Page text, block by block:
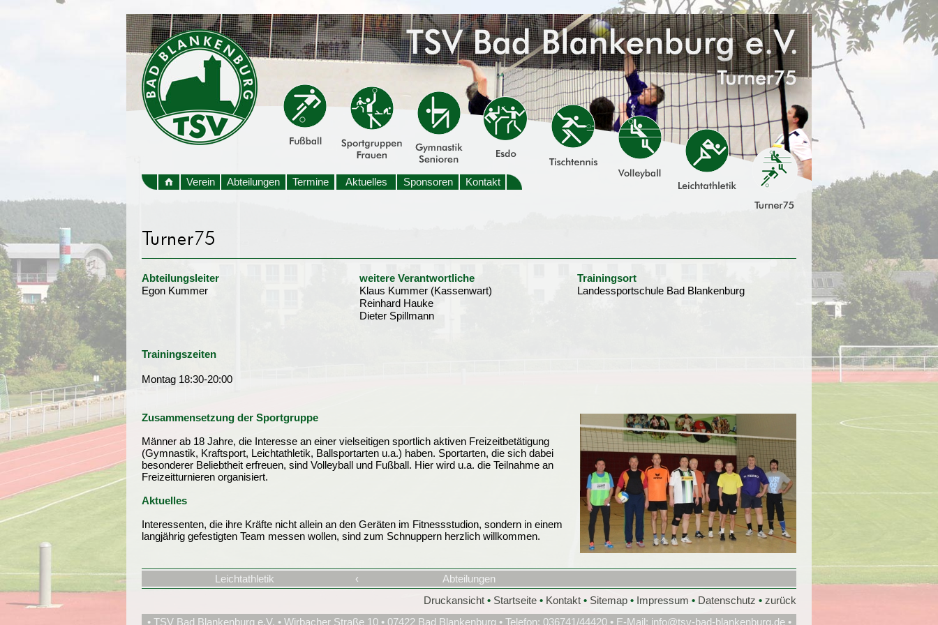
Verein Abteilungen Termine Aktuelles Sponsoren Kontakt
Abteilungsleiter weitere Verantwortliche
Trainingsort
Egon Kummer
Klaus Kummer (Kassenwart)
Landessportschule Bad Blankenburg
Reinhard Hauke
Dieter Spillmann
Trainingszeiten
Montag 18:30-20:00
Zusammensetzung der Sportgruppe
Männer ab 18 Jahre, die Interesse an einer vielseitigen sportlich aktiven Freizeitbetätigung
(Gymnastik, Kraftsport, Leichtathletik, Ballsportarten u.a.) haben. Sportarten, die sich dabei
besonderer Beliebtheit erfreuen, sind Volleyball und Fußball. Hier wird u.a. die Teilnahme an
Freizeitturnieren organisiert.
Aktuelles
Interessenten, die ihre Kräfte nicht allein an den Geräten im Fitnessstudion, sondern in einem
langjährig gefestigten Team messen wollen, sind zum Schnuppern herzlich willkommen.
Leichtathletik ‹
Abteilungen
Druckansicht • Startseite • Kontakt • Sitemap • Impressum • Datenschutz • zurück
• TSV Bad Blankenburg e.V. • Wirbacher Straße 10 • 07422 Bad Blankenburg • Telefon: 036741/44420 • E-Mail: info@tsv-bad-blankenburg.de•